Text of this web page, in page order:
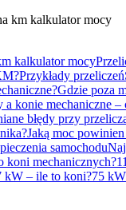
km kalkulator mocy
kalkulator mocy
Przykłady przeliczeń
Gdzie poza
konie mechaniczne –
błędy przy
Jaką moc
samochodu
koni mechanicznych?
kW – ile to koni?75